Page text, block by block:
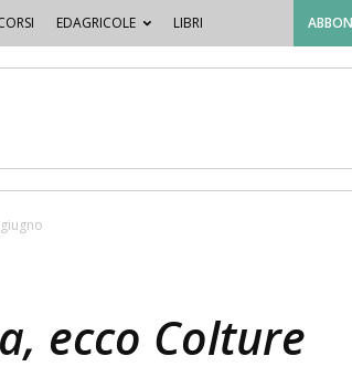
EDAGRICOLE LIBRI
ecco Colture